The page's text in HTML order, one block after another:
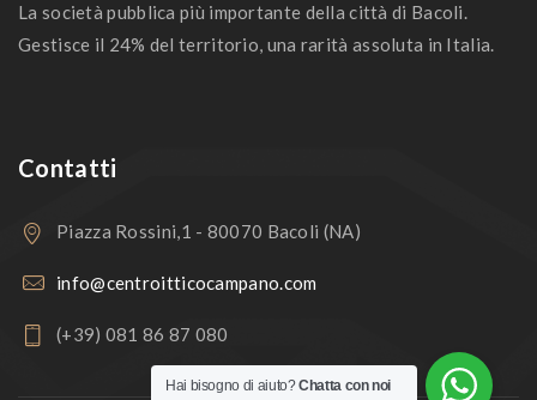
La società pubblica più importante della città di Bacoli.
Gestisce il 24% del territorio, una rarità assoluta in Italia.
Contatti
Piazza Rossini,1 - 80070 Bacoli (NA)
info@centroitticocampano.com
(+39) 081 86 87 080
Hai bisogno di aiuto?Chatta con noi